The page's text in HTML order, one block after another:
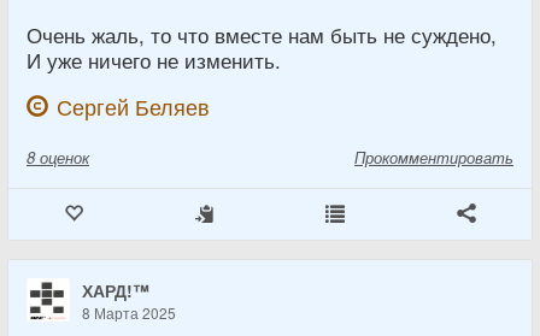
Очень жаль, то что вместе нам быть не суждено,
И уже ничего не изменить.
Сергей Беляев
8 оценок Прокомментировать
ХАРД!™
8 Марта 2025